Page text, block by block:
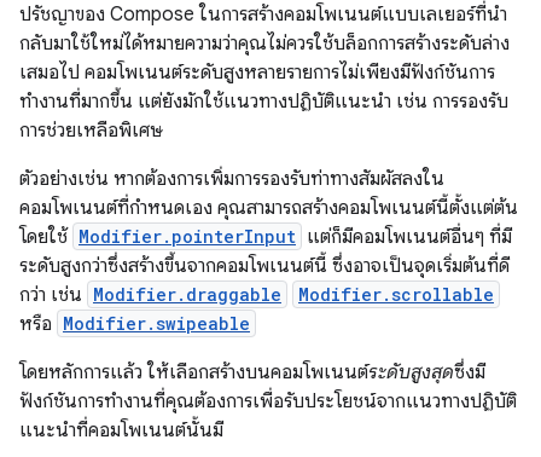
ปรัชญาของ Compose ในการสร้างคอมโพเนนต์แบบเลเยอร์ที่นำ
กลับมาใช้ใหม่ได้หมายความว่าคุณไม่ควรใช้บล็อกการสร้างระดับล่าง
เสมอไป คอมโพเนนต์ระดับสูงหลายรายการไม่เพียงมีฟังก์ชันการ
ทำงานที่มากขึ้น แต่ยังมักใช้แนวทางปฏิบัติแนะนำ เช่น การรองรับ
การช่วยเหลือพิเศษ
ตัวอย่างเช่น หากต้องการเพิ่มการรองรับท่าทางสัมผัสลงใน
คอมโพเนนต์ที่กำหนดเอง คุณสามารถสร้างคอมโพเนนต์นี้ตั้งแต่ต้น
โดยใช้ Modifier.pointerInput แต่ก็มีคอมโพเนนต์อื่นๆ ที่มี
ระดับสูงกว่าซึ่งสร้างขึ้นจากคอมโพเนนต์นี้ ซึ่งอาจเป็นจุดเริ่มต้นที่ดี
กว่า เช่น Modifier.draggable Modifier.scrollable
หรือ Modifier.swipeable
โดยหลักการแล้ว ให้เลือกสร้างบนคอมโพเนนต์ระดับสูงสุดซึ่งมี
ฟังก์ชันการทำงานที่คุณต้องการเพื่อรับประโยชน์จากแนวทางปฏิบัติ
แนะนำที่คอมโพเนนต์นั้นมี